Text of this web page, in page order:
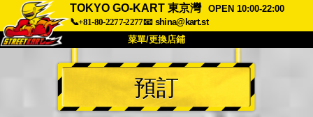
TOKYO GO-KART 東京灣
OPEN 10:00-22:00
📞+81-80-2277-2277📧 shina@kart.st
菜單/更換店鋪
首頁
關於 規格 價格
預訂